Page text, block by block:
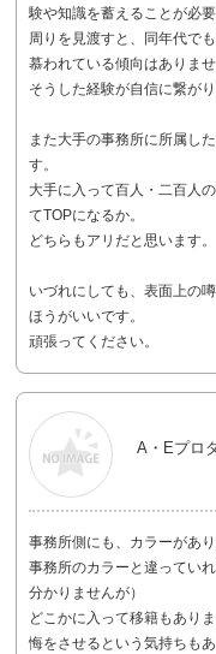
験や知識を蓄えることが必要
周りを見渡すと、同年代で
慕われている傾向はありま
そうした経験が自信に繋が
また大手の事務所に所属し
す。
大手に入って百人・二百人
てTOPになるか。
どちらもアリだと思います。
いづれにしても、表面上の
ほうがいいです。
頑張ってください。
A・Eプロ
事務所側にも、カラーがあり
事務所のカラーと違ってい
分かりませんが）
どこかに入って移籍もあり
悔をさせるという気持ちも